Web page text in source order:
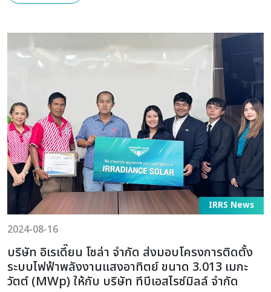
IRRS News
2024-08-16
บริษัท อิเรเดี๊ยน โซล่า จำกัด ส่งมอบโครงการติดตั้ง
ระบบไฟฟ้าพลังงานแสงอาทิตย์ ขนาด 3.013 เมกะ
วัตต์ (MWp) ให้กับ บริษัท ทีบีเอสไรซ์มิลล์ จำกัด